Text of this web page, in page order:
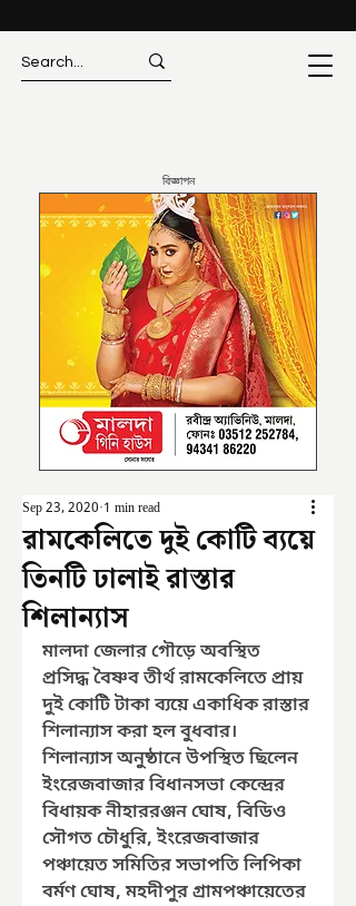
বিজ্ঞাপন
রামকেলিতে দুই কোটি ব্যয়ে
তিনটি ঢালাই রাস্তার
শিলান্যাস
Sep 23, 2020 1 min read
মালদা জেলার গৌড়ে অবস্থিত
প্রসিদ্ধ বৈষ্ণব তীর্থ রামকেলিতে প্রায়
দুই কোটি টাকা ব্যয়ে একাধিক রাস্তার
শিলান্যাস করা হল বুধবার।
শিলান্যাস অনুষ্ঠানে উপস্থিত ছিলেন
ইংরেজবাজার বিধানসভা কেন্দ্রের
বিধায়ক নীহাররঞ্জন ঘোষ, বিডিও
সৌগত চৌধুরি, ইংরেজবাজার
পঞ্চায়েত সমিতির সভাপতি লিপিকা
বর্মণ ঘোষ, মহদীপুর গ্রামপঞ্চায়েতের